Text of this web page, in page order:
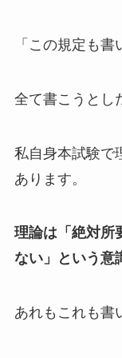
「この規定も書
全て書こうとし
私自身本試験で
あります。
理論は「絶対所
ない」という意
あれもこれも書